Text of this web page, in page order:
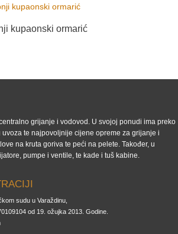
kupaonski ormarić
grijanje i vodovod. U svojoj ponudi ima preko
te najpovoljnije cijene opreme za grijanje i
na kruta goriva te peći na pelete. Također, u
pumpe i ventile, te kade i tuš kabine.
sudu u Varaždinu,
od 19. ožujka 2013. Godine.